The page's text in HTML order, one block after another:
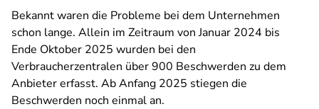
Bekannt waren die Probleme bei dem Unternehmen
schon lange. Allein im Zeitraum von Januar 2024 bis
Ende Oktober 2025 wurden bei den
Verbraucherzentralen über 900 Beschwerden zu dem
Anbieter erfasst. Ab Anfang 2025 stiegen die
Beschwerden noch einmal an.